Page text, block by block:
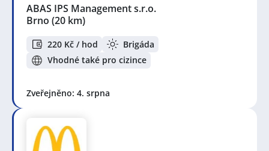
ABAS IPS Management s.r.o.
Brno (20 km)
220 Kč / hod
Brigáda
Vhodné také pro cizince
Zveřejněno: 4. srpna